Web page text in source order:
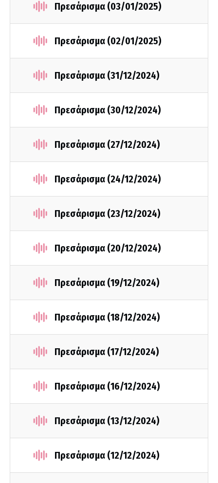
Πρεσάρισμα (03/01/2025)
Πρεσάρισμα (02/01/2025)
Πρεσάρισμα (31/12/2024)
Πρεσάρισμα (30/12/2024)
Πρεσάρισμα (27/12/2024)
Πρεσάρισμα (24/12/2024)
Πρεσάρισμα (23/12/2024)
Πρεσάρισμα (20/12/2024)
Πρεσάρισμα (19/12/2024)
Πρεσάρισμα (18/12/2024)
Πρεσάρισμα (17/12/2024)
Πρεσάρισμα (16/12/2024)
Πρεσάρισμα (13/12/2024)
Πρεσάρισμα (12/12/2024)